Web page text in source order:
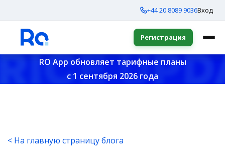
+44 20 8089 9036Вход
Регистрация
RO App обновляет тарифные планы
с 1 сентября 2026 года
< На главную страницу блога